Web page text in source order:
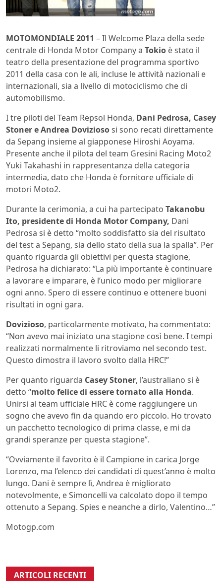
MOTOMONDIALE 2011 – Il Welcome Plaza della sede
centrale di Honda Motor Company a Tokio è stato il
teatro della presentazione del programma sportivo
2011 della casa con le ali, incluse le attività nazionali e
internazionali, sia a livello di motociclismo che di
automobilismo.
I tre piloti del Team Repsol Honda, Dani Pedrosa, Casey
Stoner e Andrea Doviziososi sono recati direttamente
da Sepang insieme al giapponese Hiroshi Aoyama.
Presente anche il pilota del team Gresini Racing Moto2
Yuki Takahashi in rappresentanza della categoria
intermedia, dato che Honda è fornitore ufficiale di
motori Moto2.
Durante la cerimonia, a cui ha partecipato Takanobu
Ito, presidente di Honda Motor Company, Dani
Pedrosa si è detto “molto soddisfatto sia del risultato
del test a Sepang, sia dello stato della sua la spalla”. Per
quanto riguarda gli obiettivi per questa stagione,
Pedrosa ha dichiarato: “La più importante è continuare
a lavorare e imparare, è l’unico modo per migliorare
ogni anno. Spero di essere continuo e ottenere buoni
risultati in ogni gara.
Dovizioso, particolarmente motivato, ha commentato:
“Non avevo mai iniziato una stagione così bene. I tempi
realizzati normalmente li ritroviamo nel secondo test.
Questo dimostra il lavoro svolto dalla HRC!”
Per quanto riguarda Casey Stoner, l’australiano si è
detto “molto felice di essere tornato alla Honda.
Unirsi al team ufficiale HRC è come raggiungere un
sogno che avevo fin da quando ero piccolo. Ho trovato
un pacchetto tecnologico di prima classe, e mi da
grandi speranze per questa stagione”.
“Ovviamente il favorito è il Campione in carica Jorge
Lorenzo, ma l’elenco dei candidati di quest’anno è molto
lungo. Dani è sempre lì, Andrea è migliorato
notevolmente, e Simoncelli va calcolato dopo il tempo
ottenuto a Sepang. Spies e neanche a dirlo, Valentino…”
Motogp.com
ARTICOLI RECENTI